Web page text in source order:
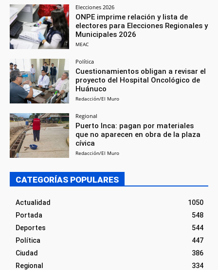
Elecciones 2026
ONPE imprime relación y lista de
electores para Elecciones Regionales y
Municipales 2026
MEAC
Política
Cuestionamientos obligan a revisar el
proyecto del Hospital Oncológico de
Huánuco
Redacción/El Muro
Regional
Puerto Inca: pagan por materiales
que no aparecen en obra de la plaza
cívica
Redacción/El Muro
CATEGORÍAS POPULARES
Actualidad
1050
Portada
548
Deportes
544
Política
447
Ciudad
386
Regional
334